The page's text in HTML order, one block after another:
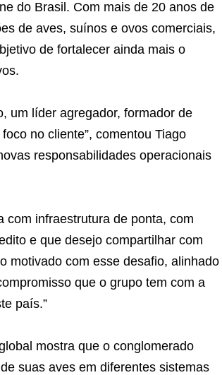
do Brasil. Com mais de 20 anos de
de aves, suínos e ovos comerciais,
de fortalecer ainda mais o
um líder agregador, formador de
no cliente”, comentou Tiago
responsabilidades operacionais
com infraestrutura de ponta, com
e que desejo compartilhar com
motivado com esse desafio, alinhado
que o grupo tem com a
país.”
mostra que o conglomerado
suas aves em diferentes sistemas